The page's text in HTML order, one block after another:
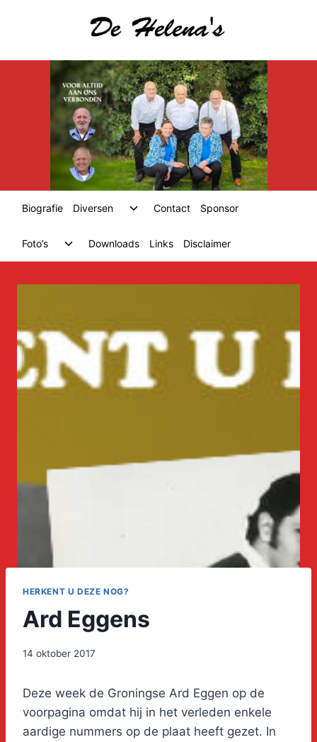
Biografie Diversen
ToggleContact Sponsor
Foto’s
ToggleDownloads Links Disclaimer
HERKENT U DEZE NOG?
Ard Eggens
14 oktober 2017
Deze week de Groningse Ard Eggen op de
voorpagina omdat hij in het verleden enkele
aardige nummers op de plaat heeft gezet. In